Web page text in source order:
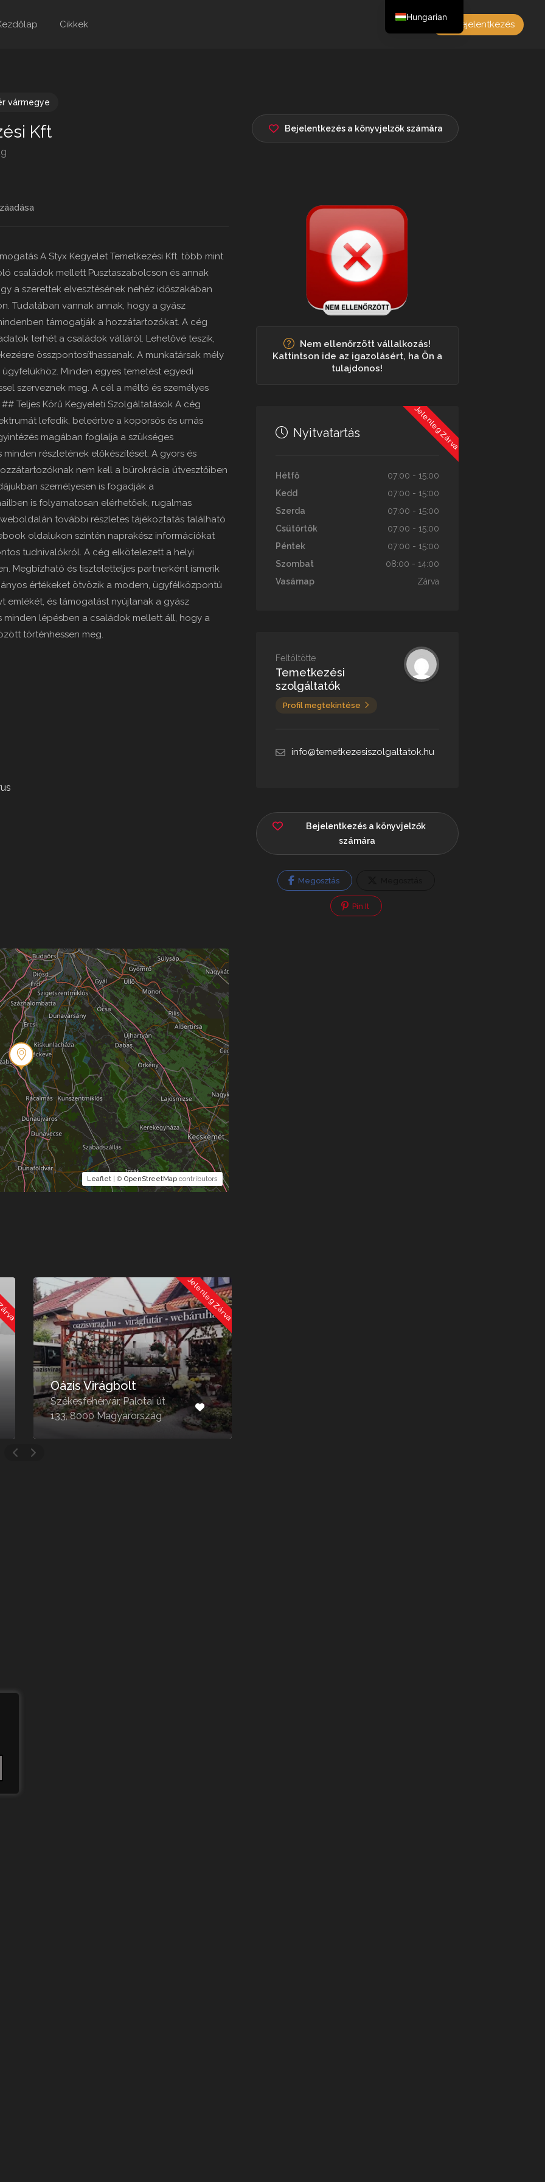
Cikkek Bejelentkezés
vármegye
Kft Bejelentkezés a könyvjelzők számára
A Styx Kegyelet Temetkezési Kft. több mint
családok mellett Pusztaszabolcson és annak
a szerettek elvesztésének nehéz időszakában
Tudatában vannak annak, hogy a gyász
támogatják a hozzátartozókat. A cég
terhét a családok válláról. Lehetővé teszik,
összpontosíthassanak. A munkatársak mély
Minden egyes temetést egyedi
szerveznek meg. A cél a méltó és személyes
Teljes Körű Kegyeleti Szolgáltatások A cég
lefedik, beleértve a koporsós és urnás
magában foglalja a szükséges
részletének előkészítését. A gyors és
nem kell a bürokrácia útvesztőiben
személyesen is fogadják a
is folyamatosan elérhetőek, rugalmas
további részletes tájékoztatás található
oldalukon szintén naprakész információkat
tudnivalókról. A cég elkötelezett a helyi
Megbízható és tiszteletteljes partnerként ismerik
értékeket ötvözik a modern, ügyfélközpontú
emlékét, és támogatást nyújtanak a gyász
lépésben a családok mellett áll, hogy a
történhessen meg.
Leaflet| © OpenStreetMapcontributors
Jelenleg Zárva
Oázis Virágbolt
Székesfehérvár, Palotai út
133, 8000 Magyarország
Nem ellenőrzött vállalkozás!
Kattintson ide az igazolásért, ha Ön a
tulajdonos!
Jelenleg Zárva
Nyitvatartás
Hétfő
07:00 - 15:00
Kedd
07:00 - 15:00
Szerda
07:00 - 15:00
Csütörtök
07:00 - 15:00
Péntek
07:00 - 15:00
Szombat
08:00 - 14:00
Vasárnap
Zárva
Feltöltötte
Temetkezési
szolgáltatók
Profil megtekintése
info@temetkezesiszolgaltatok.hu
Bejelentkezés a könyvjelzők
számára
Megosztás
Pin It
Hungarian
English
French